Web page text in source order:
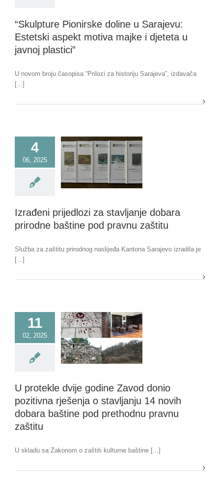
“Skulpture Pionirske doline u Sarajevu:
Estetski aspekt motiva majke i djeteta u
javnoj plastici”
U novom broju časopisa “Prilozi za historiju Sarajeva”, izdavača
[...]
4
06, 2025
Izrađeni prijedlozi za stavljanje dobara
prirodne baštine pod pravnu zaštitu
Služba za zaštitu prirodnog naslijeđa Kantona Sarajevo izradila je
[...]
11
02, 2025
U protekle dvije godine Zavod donio
pozitivna rješenja o stavljanju 14 novih
dobara baštine pod prethodnu pravnu
zaštitu
U skladu sa Zakonom o zaštiti kulturne baštine [...]